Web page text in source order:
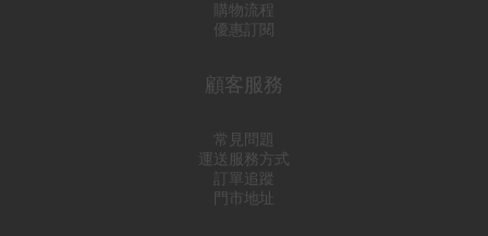
購物流程
優惠訂閱
顧客服務
常見問題
運送服務方式
訂單追蹤
門市地址